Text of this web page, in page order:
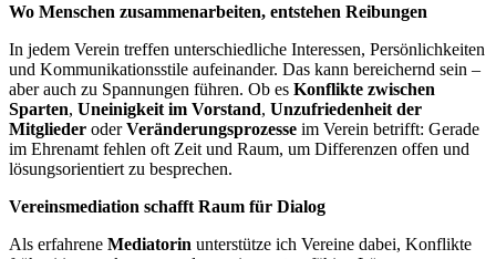
Wo Menschen zusammenarbeiten, entstehen Reibungen
In jedem Verein treffen unterschiedliche Interessen, Persönlichkeiten
und Kommunikationsstile aufeinander. Das kann bereichernd sein –
aber auch zu Spannungen führen. Ob es Konflikte zwischen
Sparten, Uneinigkeit im Vorstand, Unzufriedenheit der
Mitglieder oderVeränderungsprozesse im Verein betrifft: Gerade
im Ehrenamt fehlen oft Zeit und Raum, um Differenzen offen und
lösungsorientiert zu besprechen.
Vereinsmediation schafft Raum für Dialog
Als erfahrene Mediatorin unterstütze ich Vereine dabei, Konflikte